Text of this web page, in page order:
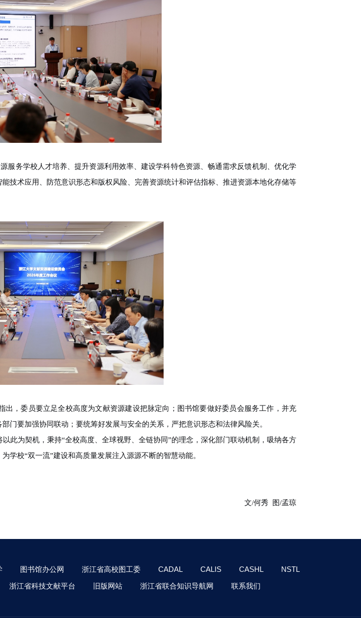
服务学校人才培养、提升资源利用效率、建设学科特色资源、畅通需求反馈机制、优化学
技术应用、防范意识形态和版权风险、完善资源统计和评估指标、推进资源本地化存储等
，委员要立足全校高度为文献资源建设把脉定向；图书馆要做好委员会服务工作，并充
门要加强协同联动；要统筹好发展与安全的关系，严把意识形态和法律风险关。
此为契机，秉持“全校高度、全球视野、全链协同”的理念，深化部门联动机制，吸纳各方
学校“双一流”建设和高质量发展注入源源不断的智慧动能。
文/何秀 图/孟琼
图书馆办公网 浙江省高校图工委 CADAL CALIS CASHL
NSTL
浙江省科技文献平台 旧版网站 浙江省联合知识导航网 联系我们